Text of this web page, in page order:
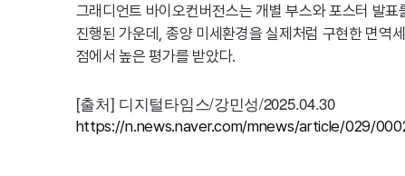
그래디언트 바이오컨버전스는 개별 부스와 포스터 발
진행된 가운데, 종양 미세환경을 실제처럼 구현한 면역
점에서 높은 평가를 받았다.
[출처] 디지털타임스/강민성/2025.04.30
https://n.news.naver.com/mnews/article/029/